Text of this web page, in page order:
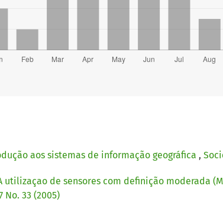
aos sistemas de informação geográfica ,
utilizaçao de sensores com definição moderada
No. 33 (2005)